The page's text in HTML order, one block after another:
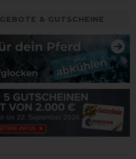
& GUTSCHEINE